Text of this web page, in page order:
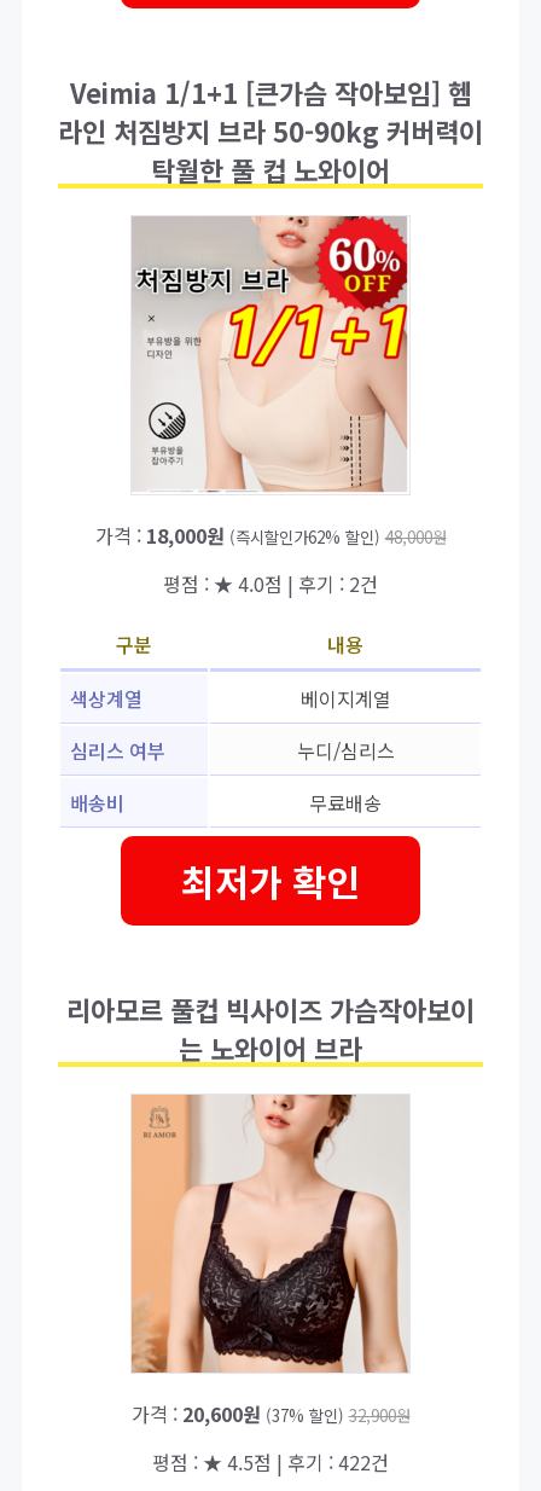
Veimia 1/1+1 [큰가슴 작아보임] 헴
라인 처짐방지 브라 50-90kg 커버력이
탁월한 풀 컵 노와이어
가격 : 18,000원 (즉시할인가62% 할인) 48,000원
평점 : ★ 4.0점 | 후기 : 2건
구분
내용
색상계열
베이지계열
심리스 여부
누디/심리스
배송비
무료배송
최저가 확인
리아모르 풀컵 빅사이즈 가슴작아보이
는 노와이어 브라
가격 : 20,600원 (37% 할인) 32,900원
평점 : ★ 4.5점 | 후기 : 422건